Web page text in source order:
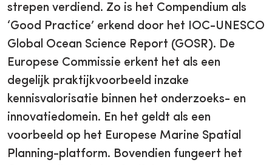
strepen verdiend. Zo is het Compendium als
‘Good Practice’ erkend door het IOC-UNESCO
Global Ocean Science Report (GOSR). De
Europese Commissie erkent het als een
degelijk praktijkvoorbeeld inzake
kennisvalorisatie binnen het onderzoeks- en
innovatiedomein. En het geldt als een
voorbeeld op het Europese Marine Spatial
Planning-platform. Bovendien fungeert het